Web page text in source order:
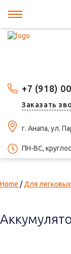
+7 (918)
Заказать
г. Анапа, ул.
ПН-ВС,
Home /Для